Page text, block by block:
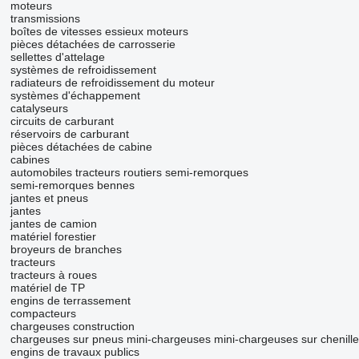
moteurs
transmissions
boîtes de vitesses essieux moteurs
pièces détachées de carrosserie
sellettes d'attelage
systèmes de refroidissement
radiateurs de refroidissement du moteur
systèmes d'échappement
catalyseurs
circuits de carburant
réservoirs de carburant
pièces détachées de cabine
cabines
automobiles tracteurs routiers semi-remorques
semi-remorques bennes
jantes et pneus
jantes
jantes de camion
matériel forestier
broyeurs de branches
tracteurs
tracteurs à roues
matériel de TP
engins de terrassement
compacteurs
chargeuses construction
chargeuses sur pneus mini-chargeuses mini-chargeuses sur
engins de travaux publics